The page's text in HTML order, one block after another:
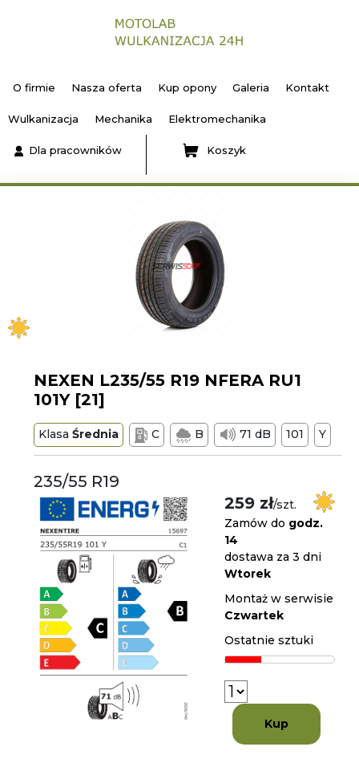
O firmie Nasza oferta Kup opony Galeria Kontakt
Wulkanizacja Mechanika Elektromechanika
Dla pracowników Koszyk
NEXEN L235/55 R19 NFERA RU1
101Y [21]
KlasaŚrednia C B 71 dB 101 Y
235/55 R19
259 zł/szt.
Zamów do godz.
14
dostawa za 3 dni
Wtorek
Montaż w serwisie
Czwartek
Ostatnie sztuki
Kup